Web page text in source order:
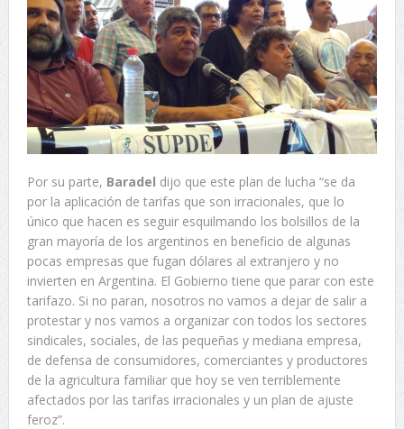
Por su parte, Baradel dijo que este plan de lucha “se da
por la aplicación de tarifas que son irracionales, que lo
único que hacen es seguir esquilmando los bolsillos de la
gran mayoría de los argentinos en beneficio de algunas
pocas empresas que fugan dólares al extranjero y no
invierten en Argentina. El Gobierno tiene que parar con este
tarifazo. Si no paran, nosotros no vamos a dejar de salir a
protestar y nos vamos a organizar con todos los sectores
sindicales, sociales, de las pequeñas y mediana empresa,
de defensa de consumidores, comerciantes y productores
de la agricultura familiar que hoy se ven terriblemente
afectados por las tarifas irracionales y un plan de ajuste
feroz”.